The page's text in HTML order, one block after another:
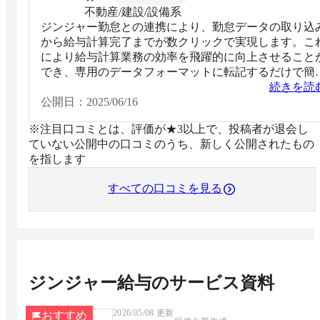
不動産/建設/設備系
ジンジャー勤怠との連携により、勤怠データの取り込
から給与計算完了までが数クリックで実現します。こ
により給与計算業務の効率を飛躍的に向上させること
でき、専用のデータフォーマットに転記するだけで簡
に連携可能です。さらに、勤務データに不備があると
ラーで表示されるため、給与計算の漏れやミスを未然
続きを読
公開日： 2025/06/16
※注目口コミとは、評価が★3以上で、投稿者が退会し
ていない公開中の口コミのうち、新しく公開されたもの
を指します
すべての口コミを見る
ジンジャー給与のサービス資料
おすすめ 2026/05/08 更新